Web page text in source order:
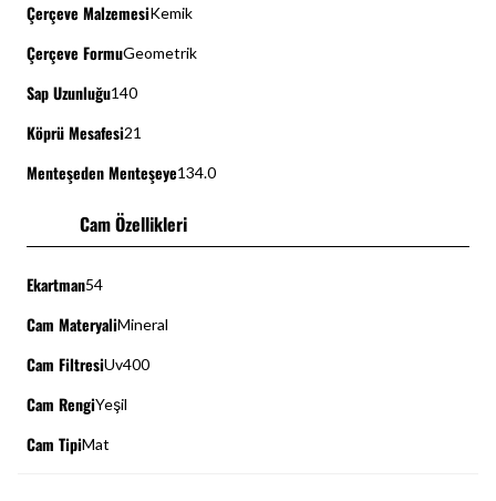
Çerçeve MalzemesiKemik
Çerçeve FormuGeometrik
Sap Uzunluğu140
Köprü Mesafesi21
Menteşeden Menteşeye134.0
Cam Özellikleri
Ekartman54
Cam MateryaliMineral
Cam FiltresiUv400
Cam RengiYeşil
Cam TipiMat